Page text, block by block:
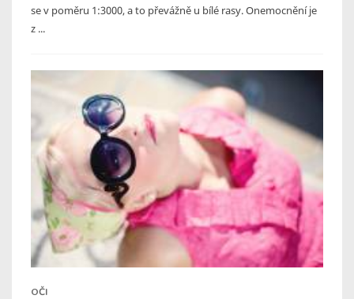
se v poměru 1:3000, a to převážně u bílé rasy. Onemocnění je
z ...
OČI